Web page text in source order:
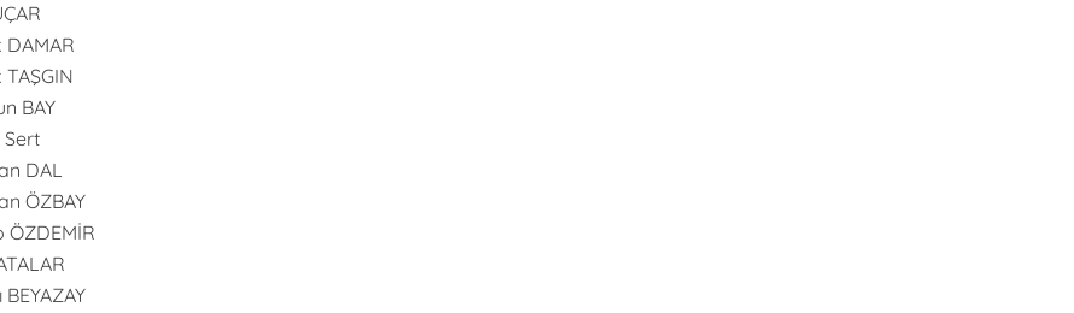
DAMAR
BAY
Sert
DAL
ÖZBAY
ÖZDEMİR
BEYAZAY